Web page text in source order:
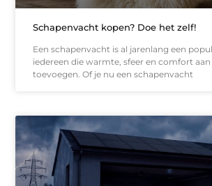
Schapenvacht kopen? Doe het zelf!
Een schapenvacht is al jarenlang een
iedereen die warmte, sfeer en comfort
toevoegen. Of je nu een schapenvacht